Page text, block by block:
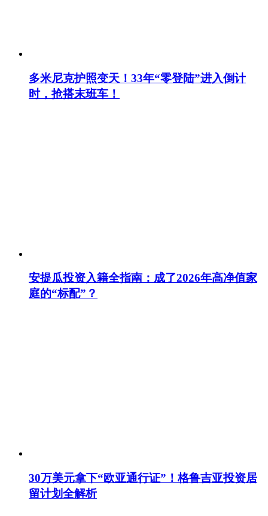
多米尼克护照变天！33年“零登陆”进入倒计
时，抢搭末班车！
安提瓜投资入籍全指南：成了2026年高净值家
庭的“标配”？
30万美元拿下“欧亚通行证”！格鲁吉亚投资居
留计划全解析